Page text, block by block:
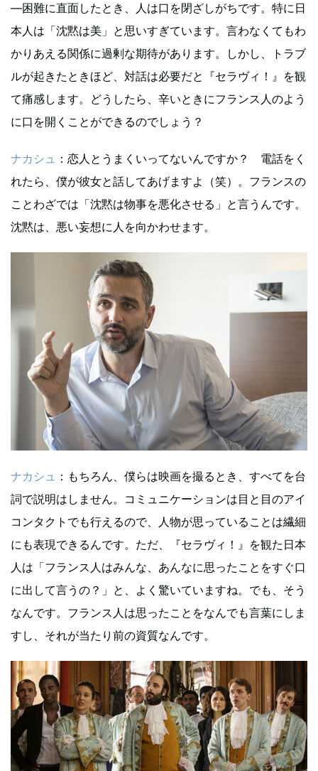
—困難に直面したとき、人は口を閉ざしがちです。特に日
本人は「沈黙は美」と思いすぎています。言わなくてもわ
かりあえる関係に過剰な期待があります。しかし、トラブ
ルが起きたときほど、対話は必要だと『セラヴィ！』を観
て痛感します。どうしたら、辛いときにフランス人のよう
に口を開くことができるのでしょう？
ナカシュ ：恋人とうまくいってないんですか？ 電話をく
れたら、僕が彼女と話してあげますよ（笑）。フランスの
ことわざでは「沈黙は物事を悪化させる」と言うんです。
沈黙は、悪い妄想に人を向かわせます。
ナカシュ ：もちろん、僕らは映画を撮るとき、すべてを台
詞で説明はしません。コミュニケーションは目と目のアイ
コンタクトでも行えるので、人物が思っていることは繊細
にも表現できるんです。ただ、『セラヴィ！』を観た日本
人は「フランス人はみんな、あんなに思ったことをすぐ口
に出して言うの？」と、よく驚いていますね。でも、そう
なんです。フランス人は思ったことをなんでも言葉にしま
すし、それが当たり前の資質なんです。